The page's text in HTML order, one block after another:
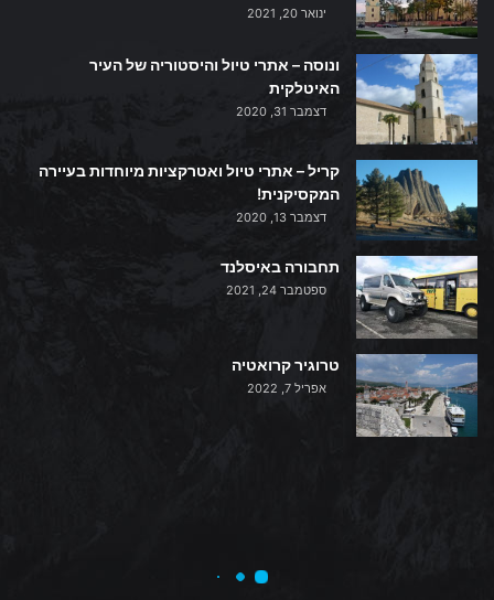
ינואר 20, 2021
ונוסה – אתרי טיול והיסטוריה של העיר
האיטלקית
דצמבר 31, 2020
קריל – אתרי טיול ואטרקציות מיוחדות בעיירה
המקסיקנית!
דצמבר 13, 2020
תחבורה באיסלנד
ספטמבר 24, 2021
טרוגיר קרואטיה
אפריל 7, 2022